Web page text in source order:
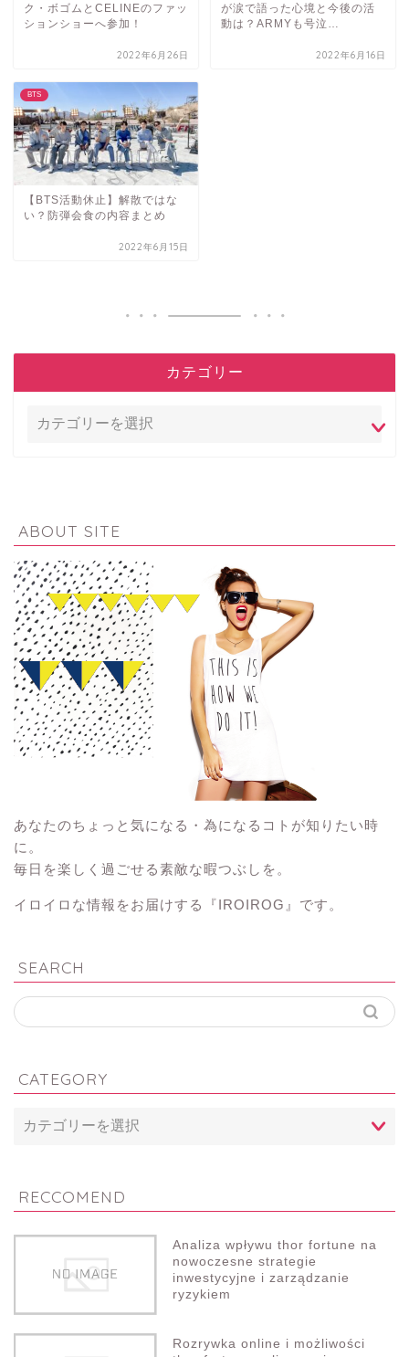
ク・ボゴムとCELINEのファッ
ションショーへ参加！
2022年6月26日
が涙で語った心境と今後の活
動は？ARMYも号泣…
2022年6月16日
BTS
【BTS活動休止】解散ではな
い？防弾会食の内容まとめ
2022年6月15日
カテゴリー
ABOUT SITE
あなたのちょっと気になる・為になるコトが知りたい時
に。
毎日を楽しく過ごせる素敵な暇つぶしを。
イロイロな情報をお届けする『IROIROG』です。
SEARCH
CATEGORY
RECCOMEND
Analiza wpływu thor fortune na
nowoczesne strategie
inwestycyjne i zarządzanie
ryzykiem
Rozrywka online i możliwości